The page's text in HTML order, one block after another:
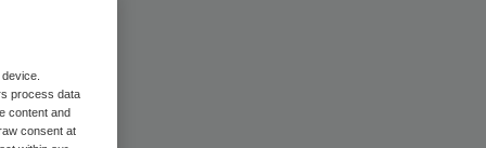
process data
content and
consent at